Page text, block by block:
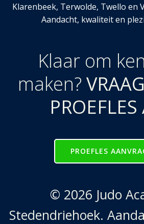
Klarenbeek, Terwolde, Twello en
Aandacht, kwaliteit en
Klaar om
maken?
PROEFLES
© 2026 Judo
Stedendriehoek.